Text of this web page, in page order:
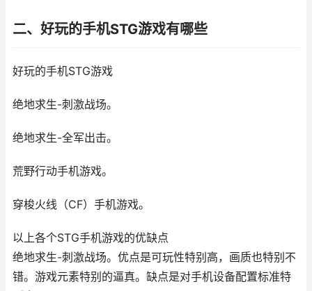
二、好玩的手机STG游戏有哪些
好玩的手机STG游戏
绝地求生-刺激战场。
绝地求生-全军出击。
荒野行动手机游戏。
穿梭火线（CF）手机游戏。
以上各个STG手机游戏的优缺点
绝地求生-刺激战场。优点是可玩性特别高，画质也特别不
错。游戏元素特别的逼真。缺点是对手机设备配置标准特